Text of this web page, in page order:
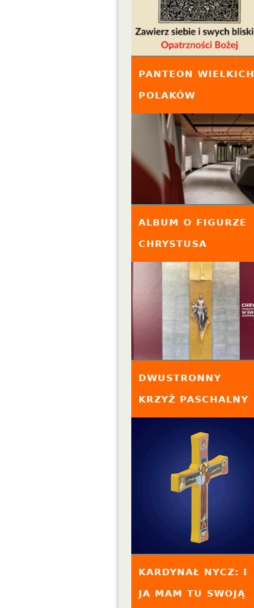
PANTEON WIELKICH
POLAKÓW
ALBUM O FIGURZE
CHRYSTUSA
DWUSTRONNY
KRZYŻ PASCHALNY
KARDYNAŁ NYCZ: I
JA MAM TU SWOJĄ